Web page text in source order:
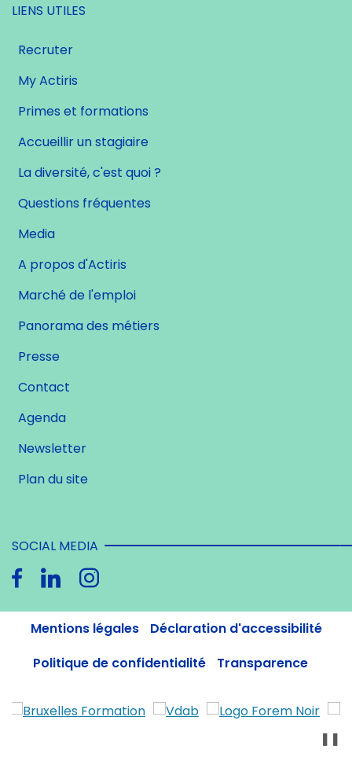
LIENS UTILES
Recruter
My Actiris
Primes et formations
Accueillir un stagiaire
La diversité, c'est quoi ?
Questions fréquentes
Media
A propos d'Actiris
Marché de l'emploi
Panorama des métiers
Presse
Contact
Agenda
Newsletter
Plan du site
SOCIAL MEDIA
Mentions légales
Déclaration d'accessibilité
Politique de confidentialité
Transparence
❚❚